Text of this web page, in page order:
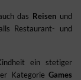
das Reisen und
Restaurant- und
ein stetiger
Kategorie Games